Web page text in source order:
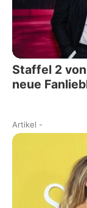
Staffel 2
neue
Artikel -